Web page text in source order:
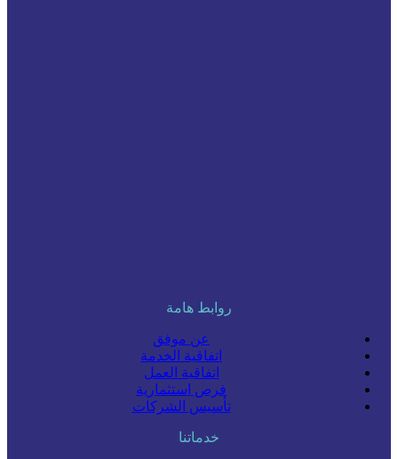
روابط هامة
عن موفق
اتفاقية الخدمة
اتفاقية العمل
فرص استثمارية
تأسيس الشركات
خدماتنا